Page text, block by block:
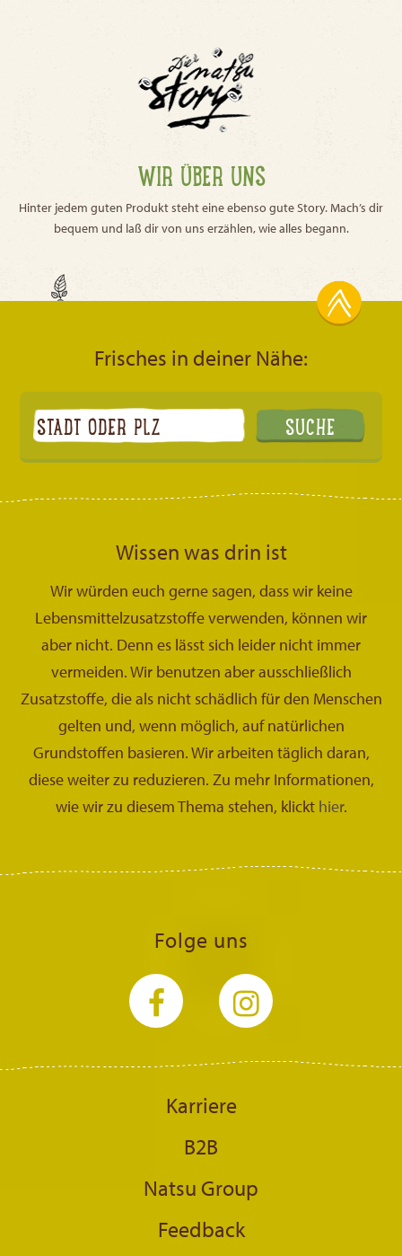
WIR ÜBER UNS
Hinter jedem guten Produkt steht eine ebenso gute Story. Mach’s dir
bequem und laß dir von uns erzählen, wie alles begann.
Frisches in deiner Nähe:
Wissen was drin ist
Wir würden euch gerne sagen, dass wir keine
Lebensmittelzusatzstoffe verwenden, können wir
aber nicht. Denn es lässt sich leider nicht immer
vermeiden. Wir benutzen aber ausschließlich
Zusatzstoffe, die als nicht schädlich für den Menschen
gelten und, wenn möglich, auf natürlichen
Grundstoffen basieren. Wir arbeiten täglich daran,
diese weiter zu reduzieren. Zu mehr Informationen,
wie wir zu diesem Thema stehen, klickt hier.
Folge uns
Karriere
B2B
Natsu Group
Feedback